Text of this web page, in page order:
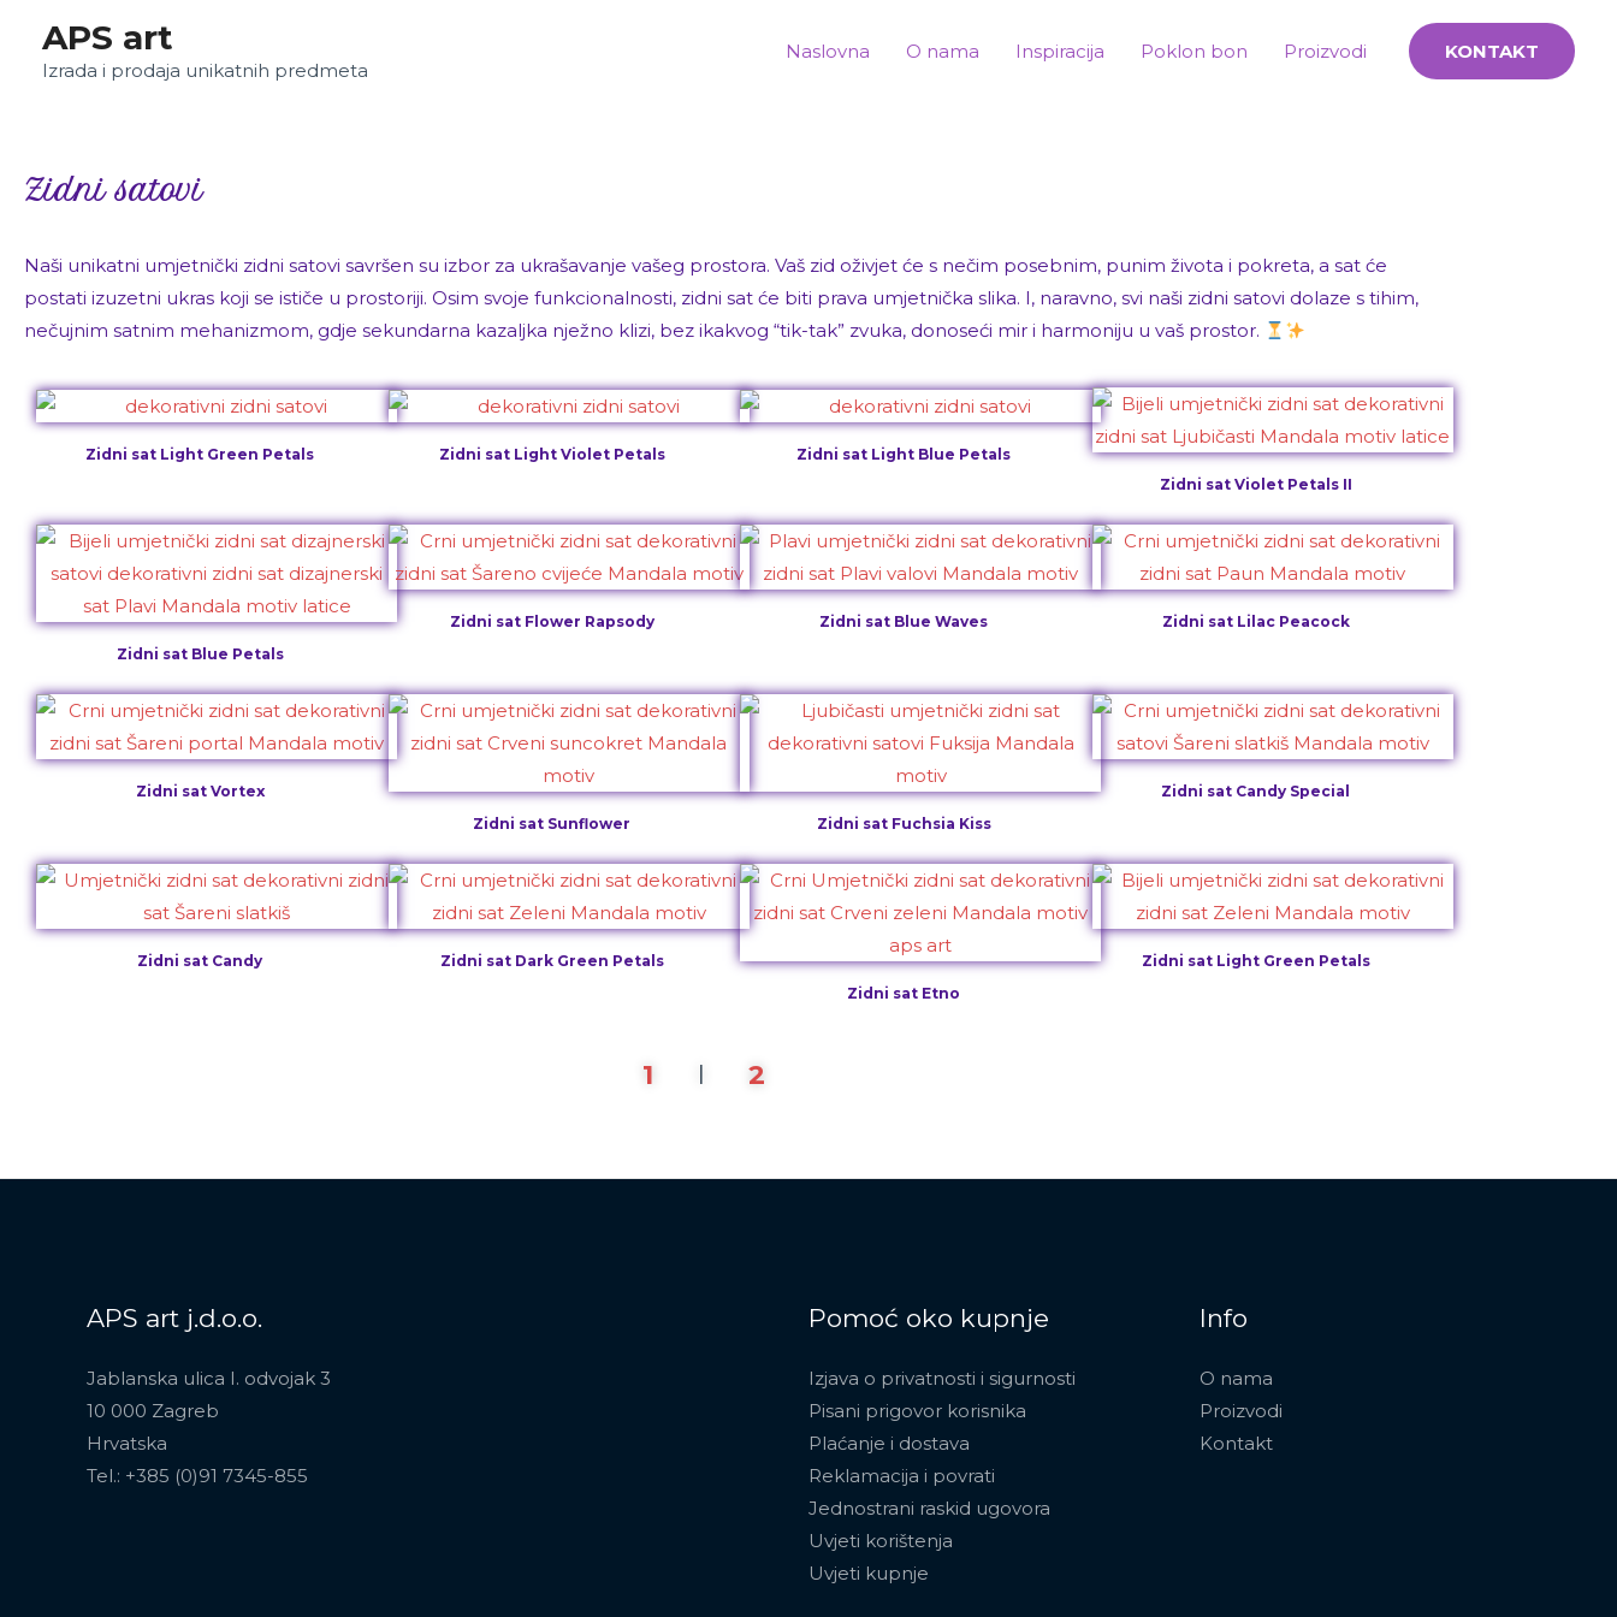
APS art
Izrada i prodaja unikatnih predmeta
Naslovna O nama Inspiracija Poklon bon Proizvodi KONTAKT
Zidni satovi
Naši unikatni umjetnički zidni satovi savršen su izbor za ukrašavanje vašeg prostora. Vaš zid oživjet će s nečim posebnim, punim života i pokreta, a sat će
postati izuzetni ukras koji se ističe u prostoriji. Osim svoje funkcionalnosti, zidni sat će biti prava umjetnička slika. I, naravno, svi naši zidni satovi dolaze s tihim,
nečujnim satnim mehanizmom, gdje sekundarna kazaljka nježno klizi, bez ikakvog “tik-tak” zvuka, donoseći mir i harmoniju u vaš prostor.
Zidni sat Light Green Petals Zidni sat Light Violet Petals
Zidni sat Light Blue Petals
Zidni sat Violet Petals II
Zidni sat Blue Petals
Zidni sat Flower Rapsody Zidni sat Blue Waves Zidni sat Lilac Peacock
Zidni sat Vortex
Zidni sat Sunflower
Zidni sat Fuchsia Kiss
Zidni sat Candy Special
Zidni sat Candy
Zidni sat Dark Green Petals
Zidni sat Etno
Zidni sat Light Green Petals
1 I 2
APS art j.d.o.o.
Jablanska ulica I. odvojak 3
10 000 Zagreb
Hrvatska
Tel.: +385 (0)91 7345-855
Pomoć oko kupnje
Izjava o privatnosti i sigurnosti
Pisani prigovor korisnika
Plaćanje i dostava
Reklamacija i povrati
Jednostrani raskid ugovora
Uvjeti korištenja
Uvjeti kupnje
Info
O nama
Proizvodi
Kontakt